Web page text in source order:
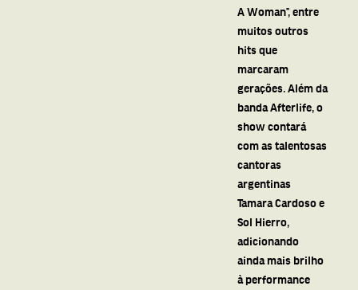
A Woman”, entre
muitos outros
hits que
marcaram
gerações. Além da
banda Afterlife, o
show contará
com as talentosas
cantoras
argentinas
Tamara Cardoso e
Sol Hierro,
adicionando
ainda mais brilho
à performance